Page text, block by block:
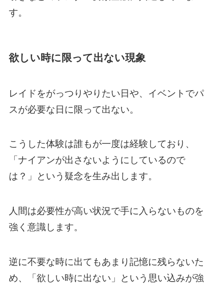
す。
欲しい時に限って出ない現象
レイドをがっつりやりたい日や、イベントでパ
スが必要な日に限って出ない。
こうした体験は誰もが一度は経験しており、
「ナイアンが出さないようにしているので
は？」という疑念を生み出します。
人間は必要性が高い状況で手に入らないものを
強く意識します。
逆に不要な時に出てもあまり記憶に残らないた
め、「欲しい時に出ない」という思い込みが強